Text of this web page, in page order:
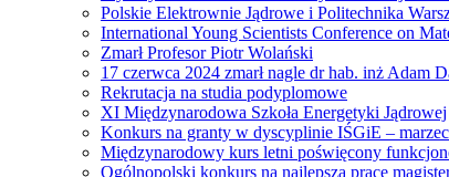
Polskie Elektrownie Jądrowe i Politechnika
International Young Scientists Conference on
Zmarł Profesor Piotr Wolański
17 czerwca 2024 zmarł nagle dr hab. inż Adam
Rekrutacja na studia podyplomowe
XI Międzynarodowa Szkoła Energetyki Jądrowej
Konkurs na granty w dyscyplinie IŚGiE –
Międzynarodowy kurs letni poświęcony
Ogólnopolski konkurs na najlepszą pracę